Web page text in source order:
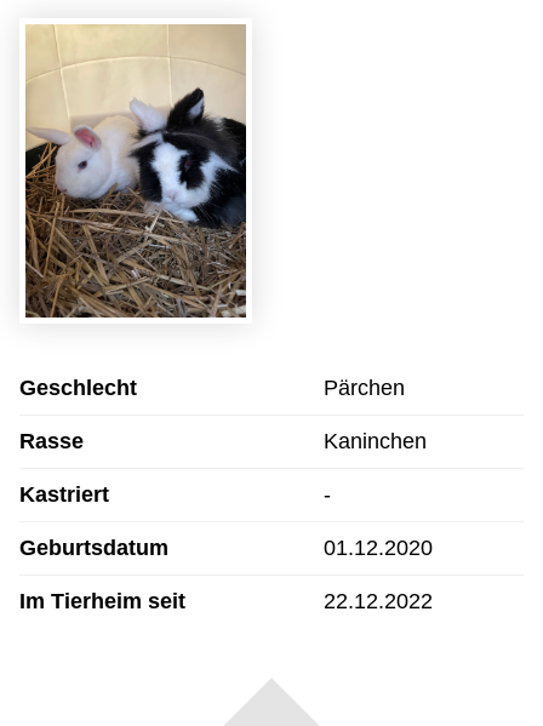
Geschlecht Pärchen
Rasse Kaninchen
Kastriert -
Geburtsdatum 01.12.2020
Im Tierheim seit 22.12.2022